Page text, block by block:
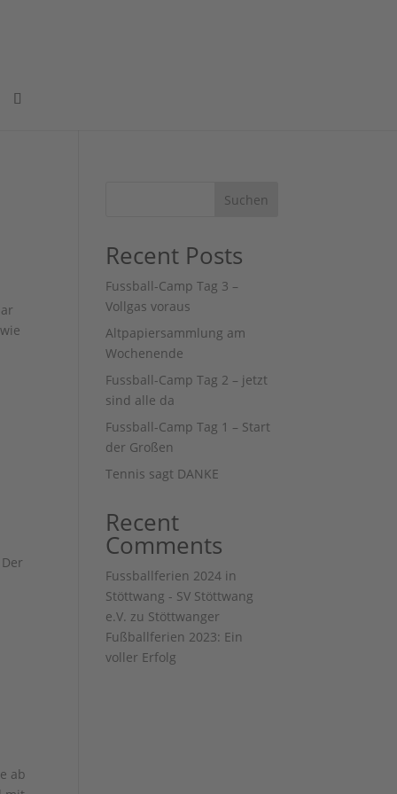
ab
Suchen
Recent Posts
Fussball-Camp Tag 3 –
Vollgas voraus
Altpapiersammlung am
Wochenende
Fussball-Camp Tag 2 – jetzt
sind alle da
Fussball-Camp Tag 1 – Start
der Großen
Tennis sagt DANKE
Recent
Comments
Fussballferien 2024 in
Stöttwang - SV Stöttwang
e.V. zu Stöttwanger
Fußballferien 2023: Ein
voller Erfolg